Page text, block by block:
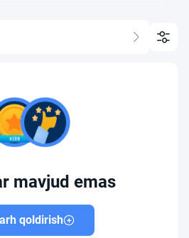
mavjud emas
qoldirish